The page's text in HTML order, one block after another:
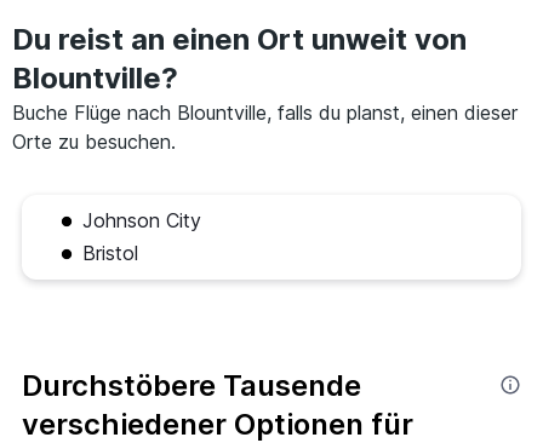
Du reist an einen Ort unweit von
Blountville?
Buche Flüge nach Blountville, falls du planst, einen dieser
Orte zu besuchen.
Johnson City
Bristol
Durchstöbere Tausende
verschiedener Optionen für